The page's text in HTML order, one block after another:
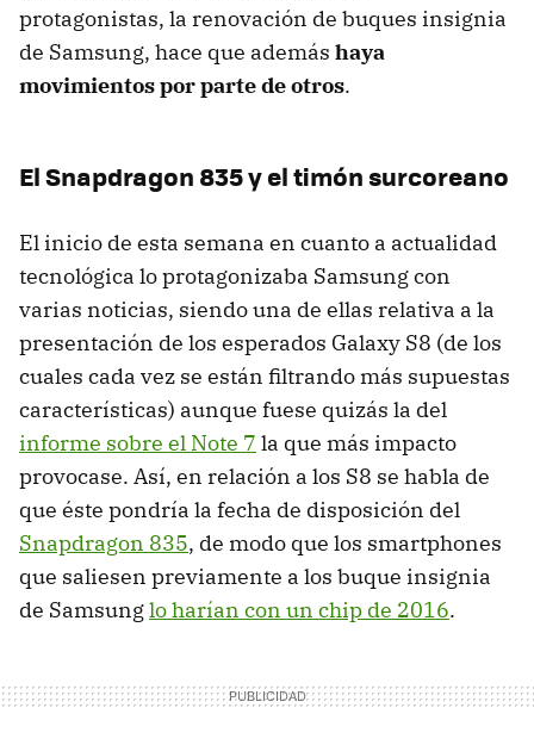
protagonistas, la renovación de buques insignia
de Samsung, hace que además haya
movimientos por parte de otros.
El Snapdragon 835 y el timón surcoreano
El inicio de esta semana en cuanto a actualidad
tecnológica lo protagonizaba Samsung con
varias noticias, siendo una de ellas relativa a la
presentación de los esperados Galaxy S8 (de los
cuales cada vez se están filtrando más supuestas
características) aunque fuese quizás la del
informe sobre el Note 7 la que más impacto
provocase. Así, en relación a los S8 se habla de
que éste pondría la fecha de disposición del
Snapdragon 835, de modo que los smartphones
que saliesen previamente a los buque insignia
de Samsunglo harían con un chip de 2016.